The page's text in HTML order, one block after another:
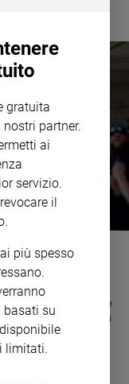
Usa
alleato di Trump, Kirk è
omicidio che rischia di
gratuita
partner.
ai
servizio.
il
più spesso
basati su
limitati.